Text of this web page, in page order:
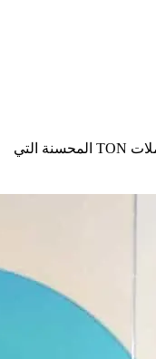
بافل دوروف من تلغرام يروج لسرعة معاملات TON المحسنة التي